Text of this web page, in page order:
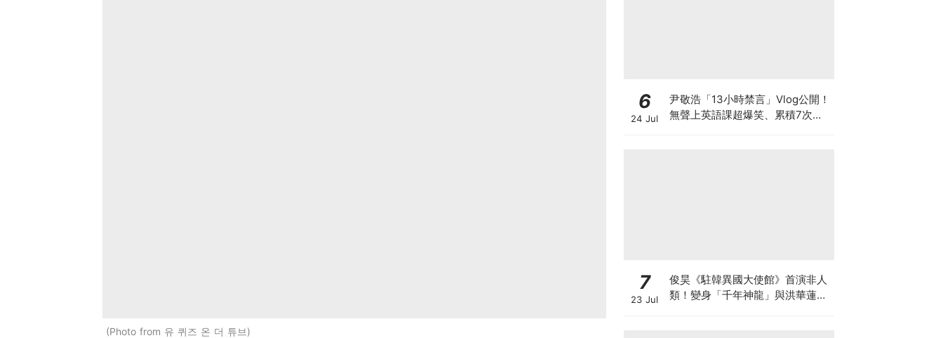
Photo from 유 퀴즈 온 더 튜브
6
24 Jul
尹敬浩「13小時禁言」Vlog公開！
無聲上英語課超爆笑、累積7次警
7
23 Jul
俊昊《駐韓異國大使館》首演非人
類！變身「千年神龍」與洪華蓮大